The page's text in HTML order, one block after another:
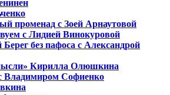
променад с Зоей Арнаутовой
с Лидией Винокуровой
без пафоса с Александрой
Кирилла Олюшкина
Владимиром Софиенко